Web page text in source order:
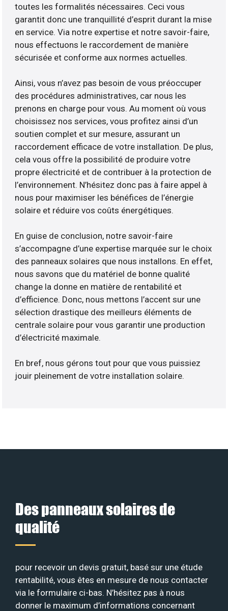
toutes les formalités nécessaires. Ceci vous
garantit donc une tranquillité d’esprit durant la mise
en service. Via notre expertise et notre savoir-faire,
nous effectuons le raccordement de manière
sécurisée et conforme aux normes actuelles.
Ainsi, vous n’avez pas besoin de vous préoccuper
des procédures administratives, car nous les
prenons en charge pour vous. Au moment où vous
choisissez nos services, vous profitez ainsi d’un
soutien complet et sur mesure, assurant un
raccordement efficace de votre installation. De plus,
cela vous offre la possibilité de produire votre
propre électricité et de contribuer à la protection de
l’environnement. N’hésitez donc pas à faire appel à
nous pour maximiser les bénéfices de l’énergie
solaire et réduire vos coûts énergétiques.
En guise de conclusion, notre savoir-faire
s’accompagne d’une expertise marquée sur le choix
des panneaux solaires que nous installons. En effet,
nous savons que du matériel de bonne qualité
change la donne en matière de rentabilité et
d’efficience. Donc, nous mettons l’accent sur une
sélection drastique des meilleurs éléments de
centrale solaire pour vous garantir une production
d’électricité maximale.
En bref, nous gérons tout pour que vous puissiez
jouir pleinement de votre installation solaire.
Des panneaux solaires de
qualité
pour recevoir un devis gratuit, basé sur une étude
rentabilité, vous êtes en mesure de nous contacter
via le formulaire ci-bas. N’hésitez pas à nous
donner le maximum d’informations concernant